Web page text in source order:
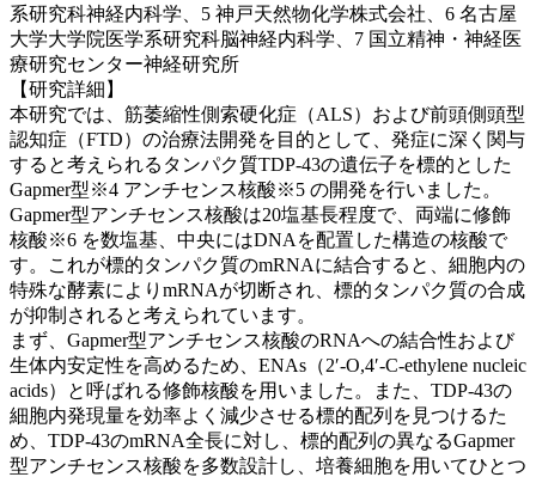
系研究科神経内科学、5 神戸天然物化学株式会社、6 名古屋
大学大学院医学系研究科脳神経内科学、7 国立精神・神経医
療研究センター神経研究所
【研究詳細】
本研究では、筋萎縮性側索硬化症（ALS）および前頭側頭型
認知症（FTD）の治療法開発を目的として、発症に深く関与
すると考えられるタンパク質TDP-43の遺伝子を標的とした
Gapmer型※4 アンチセンス核酸※5 の開発を行いました。
Gapmer型アンチセンス核酸は20塩基長程度で、両端に修飾
核酸※6 を数塩基、中央にはDNAを配置した構造の核酸で
す。これが標的タンパク質のmRNAに結合すると、細胞内の
特殊な酵素によりmRNAが切断され、標的タンパク質の合成
が抑制されると考えられています。
まず、Gapmer型アンチセンス核酸のRNAへの結合性および
生体内安定性を高めるため、ENAs（2′-O,4′-C-ethylene nucleic
acids）と呼ばれる修飾核酸を用いました。また、TDP-43の
細胞内発現量を効率よく減少させる標的配列を見つけるた
め、TDP-43のmRNA全長に対し、標的配列の異なるGapmer
型アンチセンス核酸を多数設計し、培養細胞を用いてひとつ